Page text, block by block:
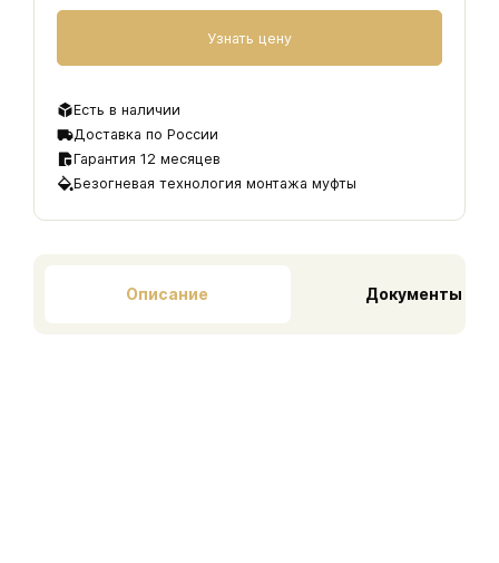
Узнать цену
Есть в наличии
Доставка по России
Гарантия 12 месяцев
Безогневая технология монтажа муфты
Описание Документы